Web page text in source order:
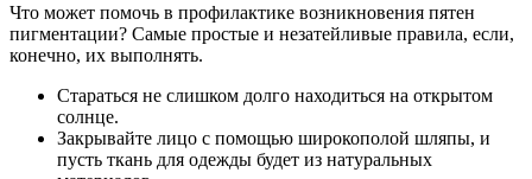
Что может помочь в профилактике возникновения пятен
пигментации? Самые простые и незатейливые правила, если,
конечно, их выполнять.
Стараться не слишком долго находиться на открытом
солнце.
Закрывайте лицо с помощью широкополой шляпы, и
пусть ткань для одежды будет из натуральных